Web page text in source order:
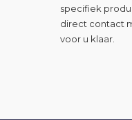
specifiek
direct contact
voor u klaar.